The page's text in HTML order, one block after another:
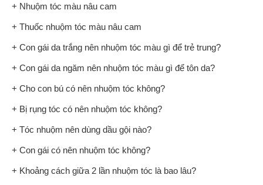
+ Nhuộm tóc màu nâu cam
+ Thuốc nhuộm tóc màu nâu cam
+ Con gái da trắng nên nhuộm tóc màu gì để trẻ trung?
+ Con gái da ngăm nên nhuộm tóc màu gì để tôn da?
+ Cho con bú có nên nhuộm tóc không?
+ Bị rụng tóc có nên nhuộm tóc không?
+ Tóc nhuộm nên dùng dầu gội nào?
+ Con gái có nên nhuộm tóc không?
+ Khoảng cách giữa 2 lần nhuộm tóc là bao lâu?